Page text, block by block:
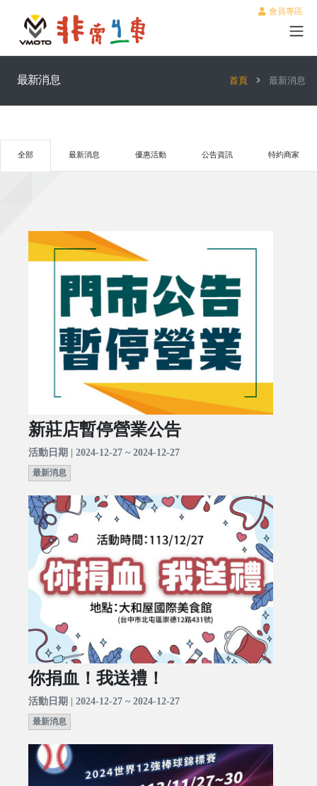
會員專區
最新消息 首頁 最新消息
全部 最新消息 優惠活動 公告資訊 特約商家
新莊店暫停營業公告
活動日期 | 2024-12-27 ~ 2024-12-27
最新消息
你捐血！我送禮！
活動日期 | 2024-12-27 ~ 2024-12-27
最新消息